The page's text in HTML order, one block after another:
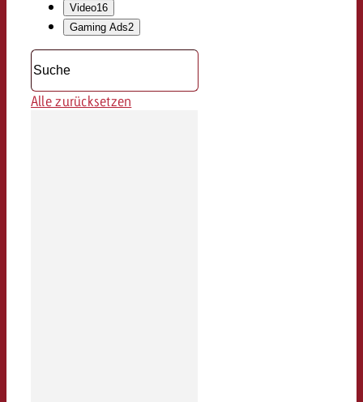
Video16
Gaming Ads2
Alle zurücksetzen